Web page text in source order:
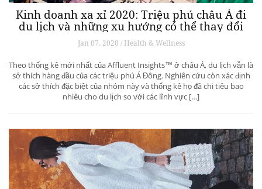
Kinh doanh xa xỉ 2020: Triệu phú châu Á đi
du lịch và những xu hướng có thể thay đổi
ngành du lịch thượng lưu
Jan 07, 2020 / Health & Wellness
Theo thống kê mới nhất của Affluent Insights™ ở châu Á, du lịch vẫn là
sở thích hàng đầu của các triệu phú Á Đông. Nghiên cứu còn xác định
các sở thích đặc biệt của nhóm này và thống kê họ đã chi tiêu bao
nhiêu cho du lịch so với các lĩnh vực […]